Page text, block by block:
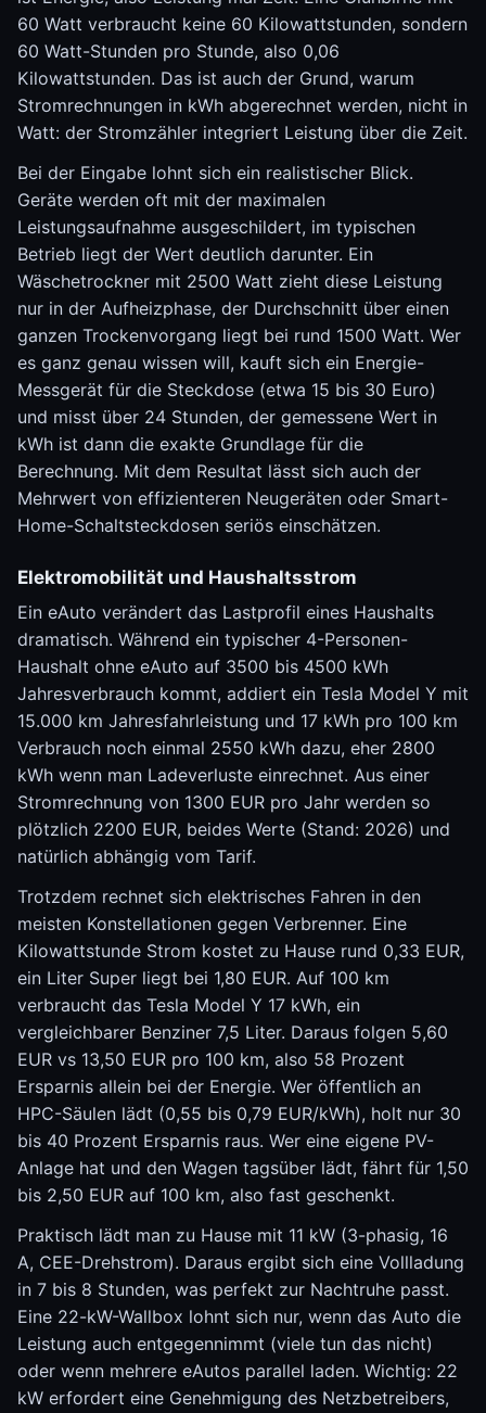
60 Watt verbraucht keine 60 Kilowattstunden, sondern
60 Watt-Stunden pro Stunde, also 0,06
Kilowattstunden. Das ist auch der Grund, warum
Stromrechnungen in kWh abgerechnet werden, nicht in
Watt: der Stromzähler integriert Leistung über die Zeit.
Bei der Eingabe lohnt sich ein realistischer Blick.
Geräte werden oft mit der maximalen
Leistungsaufnahme ausgeschildert, im typischen
Betrieb liegt der Wert deutlich darunter. Ein
Wäschetrockner mit 2500 Watt zieht diese Leistung
nur in der Aufheizphase, der Durchschnitt über einen
ganzen Trockenvorgang liegt bei rund 1500 Watt. Wer
es ganz genau wissen will, kauft sich ein Energie-
Messgerät für die Steckdose (etwa 15 bis 30 Euro)
und misst über 24 Stunden, der gemessene Wert in
kWh ist dann die exakte Grundlage für die
Berechnung. Mit dem Resultat lässt sich auch der
Mehrwert von effizienteren Neugeräten oder Smart-
Home-Schaltsteckdosen seriös einschätzen.
Elektromobilität und Haushaltsstrom
Ein eAuto verändert das Lastprofil eines Haushalts
dramatisch. Während ein typischer 4-Personen-
Haushalt ohne eAuto auf 3500 bis 4500 kWh
Jahresverbrauch kommt, addiert ein Tesla Model Y mit
15.000 km Jahresfahrleistung und 17 kWh pro 100 km
Verbrauch noch einmal 2550 kWh dazu, eher 2800
kWh wenn man Ladeverluste einrechnet. Aus einer
Stromrechnung von 1300 EUR pro Jahr werden so
plötzlich 2200 EUR, beides Werte (Stand: 2026) und
natürlich abhängig vom Tarif.
Trotzdem rechnet sich elektrisches Fahren in den
meisten Konstellationen gegen Verbrenner. Eine
Kilowattstunde Strom kostet zu Hause rund 0,33 EUR,
ein Liter Super liegt bei 1,80 EUR. Auf 100 km
verbraucht das Tesla Model Y 17 kWh, ein
vergleichbarer Benziner 7,5 Liter. Daraus folgen 5,60
EUR vs 13,50 EUR pro 100 km, also 58 Prozent
Ersparnis allein bei der Energie. Wer öffentlich an
HPC-Säulen lädt (0,55 bis 0,79 EUR/kWh), holt nur 30
bis 40 Prozent Ersparnis raus. Wer eine eigene PV-
Anlage hat und den Wagen tagsüber lädt, fährt für 1,50
bis 2,50 EUR auf 100 km, also fast geschenkt.
Praktisch lädt man zu Hause mit 11 kW (3-phasig, 16
A, CEE-Drehstrom). Daraus ergibt sich eine Vollladung
in 7 bis 8 Stunden, was perfekt zur Nachtruhe passt.
Eine 22-kW-Wallbox lohnt sich nur, wenn das Auto die
Leistung auch entgegennimmt (viele tun das nicht)
oder wenn mehrere eAutos parallel laden. Wichtig: 22
kW erfordert eine Genehmigung des Netzbetreibers,